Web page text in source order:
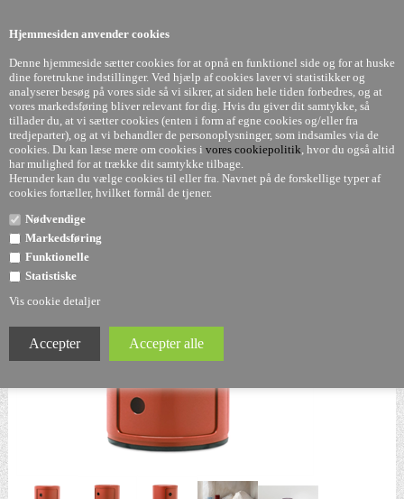
Hjemmesiden anvender cookies
Denne hjemmeside sætter cookies for at opnå en funktionel side og for at huske
dine foretrukne indstillinger. Ved hjælp af cookies laver vi statistikker og
analyserer besøg på vores side så vi sikrer, at siden hele tiden forbedres, og at
vores markedsføring bliver relevant for dig. Hvis du giver dit samtykke, så
tillader du, at vi sætter cookies (enten i form af egne cookies og/eller fra
tredjeparter), og at vi behandler de personoplysninger, som indsamles via de
cookies. Du kan læse mere om cookies i vores cookiepolitik, hvor du også altid
har mulighed for at trække dit samtykke tilbage.
Herunder kan du vælge cookies til eller fra. Navnet på de forskellige typer af
cookies fortæller, hvilket formål de tjener.
Nødvendige
Markedsføring
Funktionelle
Statistiske
Vis cookie detaljer
Componibili - orange - 3. rum - Kartell